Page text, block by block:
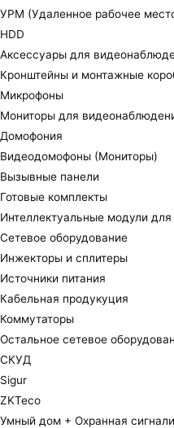
УРМ (Удаленное рабочее
HDD
Аксессуары для
Кронштейны и монтажные
Микрофоны
Мониторы для
Домофония
Видеодомофоны (Мониторы)
Вызывные панели
Готовые комплекты
Интеллектуальные модули
Сетевое оборудование
Инжекторы и сплитеры
Источники питания
Кабельная продукуция
Коммутаторы
Остальное сетевое
СКУД
Sigur
ZKTeco
Умный дом + Охранная